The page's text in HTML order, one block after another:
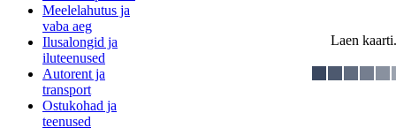
Meelelahutus ja
vaba aeg
Ilusalongid ja
iluteenused
Autorent ja
transport
Ostukohad ja
teenused
Laen